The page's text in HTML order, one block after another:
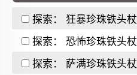
探索：
狂暴珍珠铁头杖
探索：
恐怖珍珠铁头杖
探索：
萨满珍珠铁头杖